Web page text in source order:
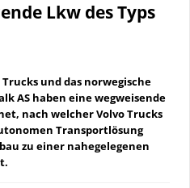
Lkw des Typs
Trucks und das norwegische
AS haben eine wegweisende
nach welcher Volvo Trucks
Transportlösung
zu einer nahegelegenen